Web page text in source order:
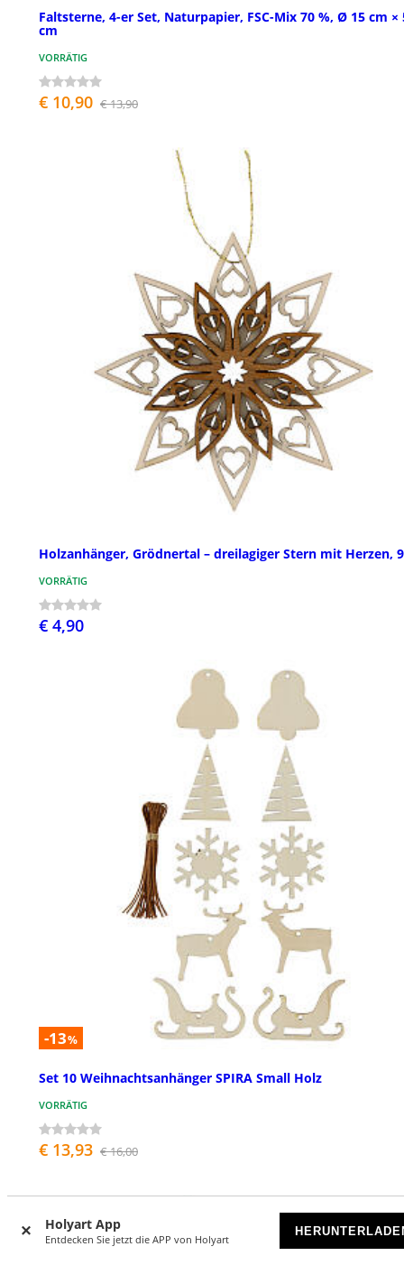
Holyart App
Entdecken Sie jetzt die APP von Holyart
Faltsterne, 4-er Set, Naturpapier, FSC-Mix 70 %, Ø 15 cm ×
cm
VORRÄTIG
€ 10,90 € 13,90
Holzanhänger, Grödnertal – dreilagiger Stern mit Herzen,
VORRÄTIG
€ 4,90
-13%
Set 10 Weihnachtsanhänger SPIRA Small Holz
VORRÄTIG
€ 13,93 € 16,00